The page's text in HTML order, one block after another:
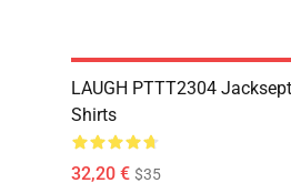
LAUGH PTTT2304
Shirts
32,20 € $35